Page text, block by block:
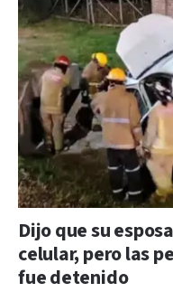
Dijo que su
celular, pero las
fue detenido